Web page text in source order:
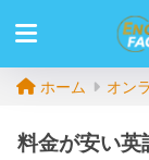
ホーム オン
料金が安い英